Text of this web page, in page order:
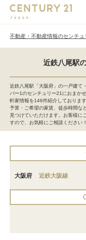
不動産・不動産情報のセンチュ
近鉄八尾駅
近鉄八尾駅「大阪府」の一戸建て
バー1のセンチュリー21におまか
軒家情報を146件紹介しておりま
予算・ご希望の家賃、徒歩時間な
見つけていただけます。お客様に
すので、お気軽にご相談ください！
大阪府 近鉄大阪線